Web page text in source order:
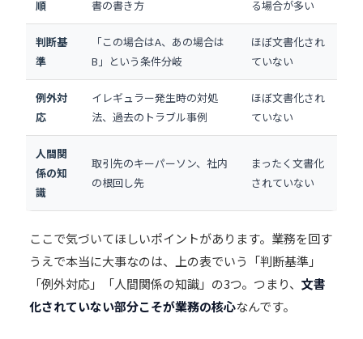
順
書の書き方
る場合が多い
判断基
準
「この場合はA、あの場合は
B」という条件分岐
ほぼ文書化され
ていない
例外対
応
イレギュラー発生時の対処
法、過去のトラブル事例
ほぼ文書化され
ていない
人間関
係の知
識
取引先のキーパーソン、社内
の根回し先
まったく文書化
されていない
ここで気づいてほしいポイントがあります。業務を回す
うえで本当に大事なのは、上の表でいう「判断基準」
「例外対応」「人間関係の知識」の3つ。つまり、 文書
化されていない部分こそが業務の核心なんです。